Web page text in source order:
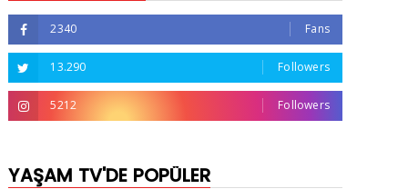
2340 Fans
13.290 Followers
5212 Followers
YAŞAM TV'DE POPÜLER